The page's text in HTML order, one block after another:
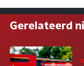
Gerelateerd